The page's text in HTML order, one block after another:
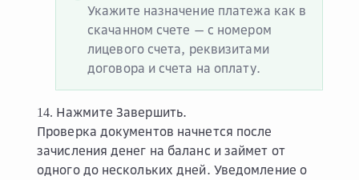
Укажите назначение платежа как в
скачанном счете — с номером
лицевого счета, реквизитами
договора и счета на оплату.
Нажмите Завершить.
Проверка документов начнется после
зачисления денег на баланс и займет от
одного до нескольких дней. Уведомление о